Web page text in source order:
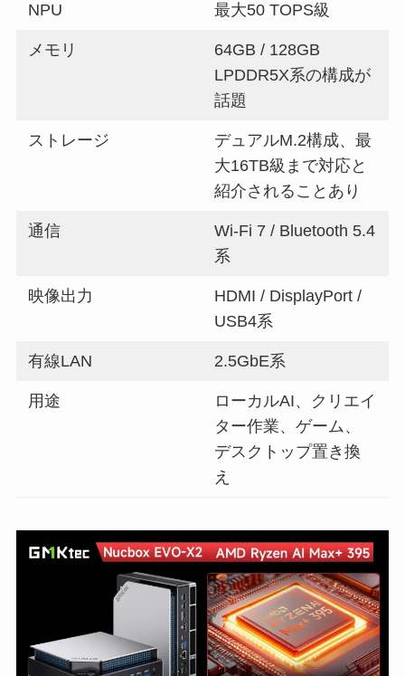
NPU 最大50 TOPS級
メモリ
64GB / 128GB
LPDDR5X系の構成が
話題
ストレージ
デュアルM.2構成、最
大16TB級まで対応と
紹介されることあり
通信
Wi-Fi 7 / Bluetooth 5.4
系
映像出力
HDMI / DisplayPort /
USB4系
有線LAN 2.5GbE系
用途
ローカルAI、クリエイ
ター作業、ゲーム、
デスクトップ置き換
え